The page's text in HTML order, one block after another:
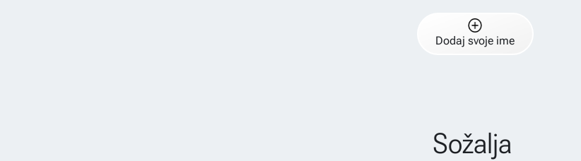
Dodaj svoje ime
Sožalja